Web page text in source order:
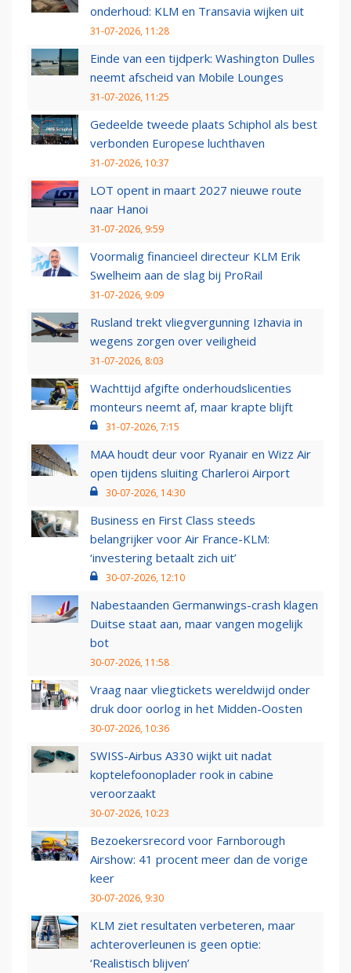
onderhoud: KLM en Transavia wijken uit
31-07-2026, 11:28
Einde van een tijdperk: Washington Dulles
neemt afscheid van Mobile Lounges
31-07-2026, 11:25
Gedeelde tweede plaats Schiphol als best
verbonden Europese luchthaven
31-07-2026, 10:37
LOT opent in maart 2027 nieuwe route
naar Hanoi
31-07-2026, 9:59
Voormalig financieel directeur KLM Erik
Swelheim aan de slag bij ProRail
31-07-2026, 9:09
Rusland trekt vliegvergunning Izhavia in
wegens zorgen over veiligheid
31-07-2026, 8:03
Wachttijd afgifte onderhoudslicenties
monteurs neemt af, maar krapte blijft
31-07-2026, 7:15
MAA houdt deur voor Ryanair en Wizz Air
open tijdens sluiting Charleroi Airport
30-07-2026, 14:30
Business en First Class steeds
belangrijker voor Air France-KLM:
‘investering betaalt zich uit’
30-07-2026, 12:10
Nabestaanden Germanwings-crash klagen
Duitse staat aan, maar vangen mogelijk
bot
30-07-2026, 11:58
Vraag naar vliegtickets wereldwijd onder
druk door oorlog in het Midden-Oosten
30-07-2026, 10:36
SWISS-Airbus A330 wijkt uit nadat
koptelefoonoplader rook in cabine
veroorzaakt
30-07-2026, 10:23
Bezoekersrecord voor Farnborough
Airshow: 41 procent meer dan de vorige
keer
30-07-2026, 9:30
KLM ziet resultaten verbeteren, maar
achteroverleunen is geen optie:
‘Realistisch blijven’